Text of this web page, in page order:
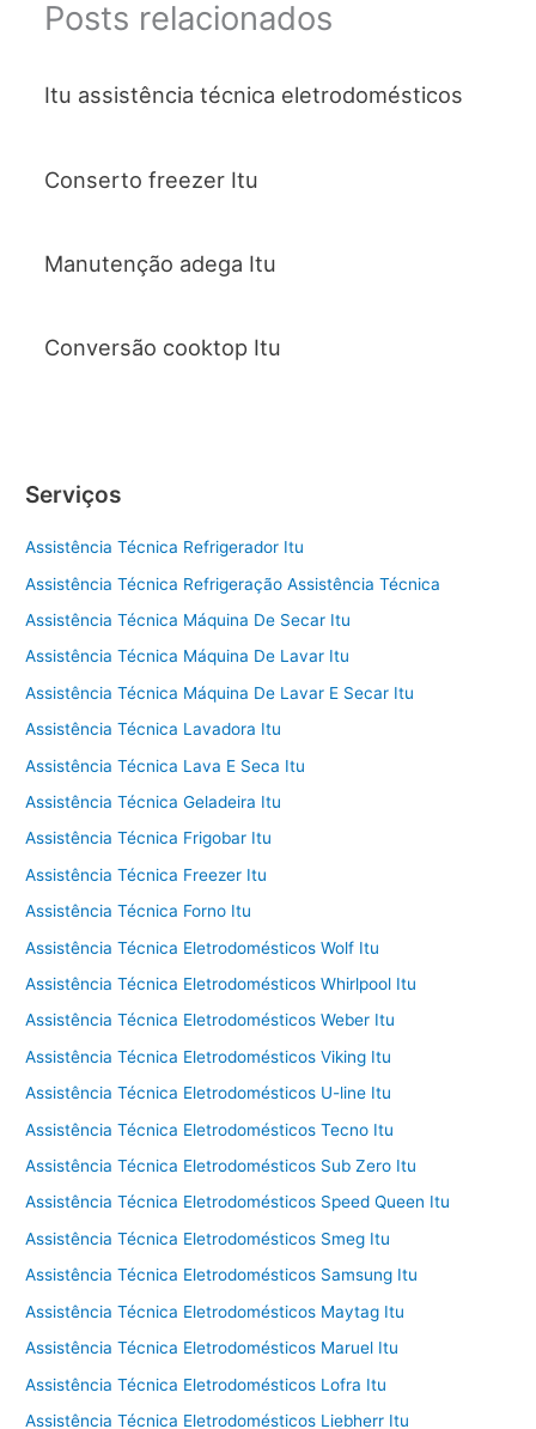
Posts relacionados
Itu assistência técnica eletrodomésticos
Conserto freezer Itu
Manutenção adega Itu
Conversão cooktop Itu
Serviços
Assistência Técnica Refrigerador Itu
Assistência Técnica Refrigeração Assistência Técnica
Assistência Técnica Máquina De Secar Itu
Assistência Técnica Máquina De Lavar Itu
Assistência Técnica Máquina De Lavar E Secar Itu
Assistência Técnica Lavadora Itu
Assistência Técnica Lava E Seca Itu
Assistência Técnica Geladeira Itu
Assistência Técnica Frigobar Itu
Assistência Técnica Freezer Itu
Assistência Técnica Forno Itu
Assistência Técnica Eletrodomésticos Wolf Itu
Assistência Técnica Eletrodomésticos Whirlpool Itu
Assistência Técnica Eletrodomésticos Weber Itu
Assistência Técnica Eletrodomésticos Viking Itu
Assistência Técnica Eletrodomésticos U-line Itu
Assistência Técnica Eletrodomésticos Tecno Itu
Assistência Técnica Eletrodomésticos Sub Zero Itu
Assistência Técnica Eletrodomésticos Speed Queen Itu
Assistência Técnica Eletrodomésticos Smeg Itu
Assistência Técnica Eletrodomésticos Samsung Itu
Assistência Técnica Eletrodomésticos Maytag Itu
Assistência Técnica Eletrodomésticos Maruel Itu
Assistência Técnica Eletrodomésticos Lofra Itu
Assistência Técnica Eletrodomésticos Liebherr Itu